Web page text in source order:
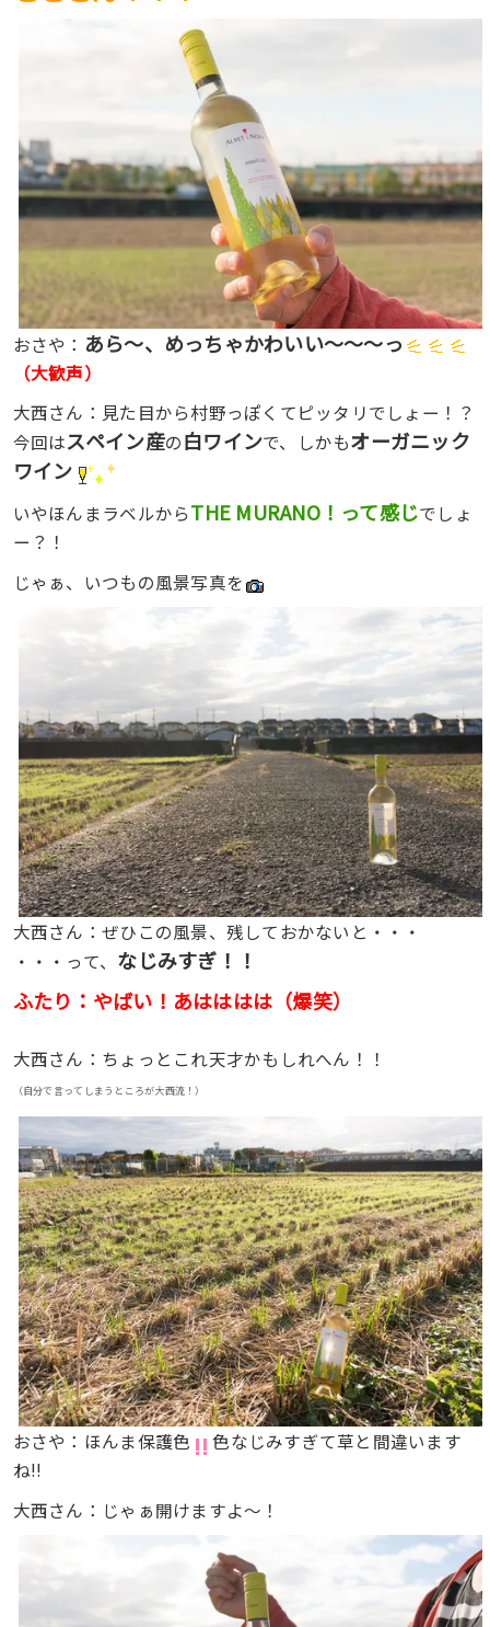
おさや： あら〜、めっちゃかわいい〜〜〜っ
（大歓声）
大西さん：見た目から村野っぽくてピッタリでしょー！？
今回はスペイン産の白ワインで、しかもオーガニック
ワイン
いやほんまラベルからTHE MURANO！って感じでしょ
ー？！
じゃぁ、いつもの風景写真を
大西さん：ぜひこの風景、残しておかないと・・・
・・・って、 なじみすぎ！！
ふたり：やばい！あはははは（爆笑）
大西さん：ちょっとこれ天才かもしれへん！！
（自分で言ってしまうところが大西流！）
おさや：ほんま保護色
色なじみすぎて草と間違います
ね!!
大西さん：じゃぁ開けますよ〜！